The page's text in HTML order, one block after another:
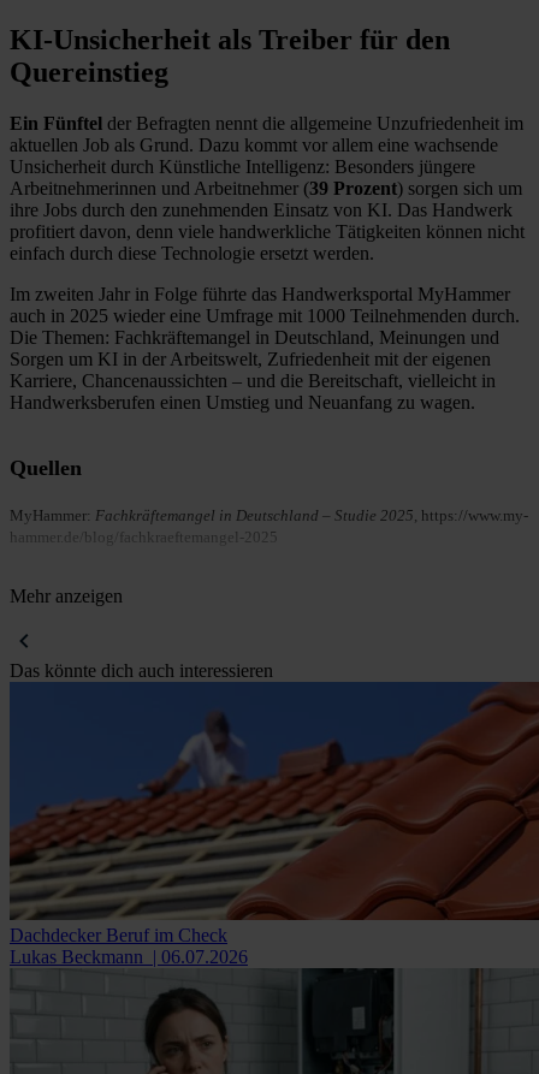
KI‑Unsicherheit als Treiber für den
Quereinstieg
Ein Fünftel der Befragten nennt die allgemeine Unzufriedenheit im
aktuellen Job als Grund. Dazu kommt vor allem eine wachsende
Unsicherheit durch Künstliche Intelligenz: Besonders jüngere
Arbeitnehmerinnen und Arbeitnehmer (39 Prozent) sorgen sich um
ihre Jobs durch den zunehmenden Einsatz von KI. Das Handwerk
profitiert davon, denn viele handwerkliche Tätigkeiten können nicht
einfach durch diese Technologie ersetzt werden.
Im zweiten Jahr in Folge führte das Handwerksportal MyHammer
auch in 2025 wieder eine Umfrage mit 1000 Teilnehmenden durch.
Die Themen: Fachkräftemangel in Deutschland, Meinungen und
Sorgen um KI in der Arbeitswelt, Zufriedenheit mit der eigenen
Karriere, Chancenaussichten – und die Bereitschaft, vielleicht in
Handwerksberufen einen Umstieg und Neuanfang zu wagen.
Quellen
MyHammer: Fachkräftemangel in Deutschland – Studie 2025, https://www.my-
hammer.de/blog/fachkraeftemangel-2025
Mehr anzeigen
Das könnte dich auch interessieren
Dachdecker Beruf im Check
Lukas Beckmann | 06.07.2026